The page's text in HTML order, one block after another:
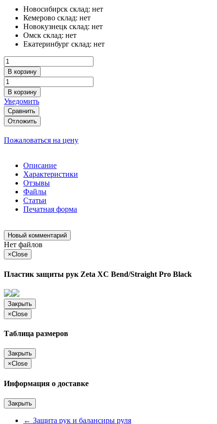
Новосибирск склад: нет
Кемерово склад: нет
Новокузнецк склад: нет
Омск склад: нет
Екатеринбург склад: нет
В корзину
В корзину
Уведомить
Сравнить
Отложить
Пожаловаться на цену
Описание
Характеристики
Отзывы
Файлы
Статьи
Печатная форма
Новый комментарий
Нет файлов
×Close
Пластик защиты рук Zeta XC Bend/Straight Pro Black
Закрыть
×Close
Таблица размеров
Закрыть
×Close
Информация о доставке
Закрыть
← Защита рук и балансиры руля